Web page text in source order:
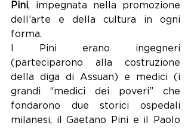
Pini, impegnata nella promozione
dell’arte e della cultura in ogni
forma.
I Pini erano ingegneri
(parteciparono alla costruzione
della diga di Assuan) e medici (i
grandi “medici dei poveri” che
fondarono due storici ospedali
milanesi, il Gaetano Pini e il Paolo